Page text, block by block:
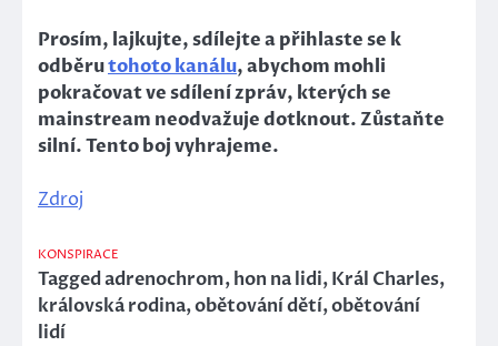
Prosím, lajkujte, sdílejte a přihlaste se k
odběrutohoto kanálu, abychom mohli
pokračovat ve sdílení zpráv, kterých se
mainstream neodvažuje dotknout. Zůstaňte
silní. Tento boj vyhrajeme.
Zdroj
KONSPIRACE
Taggedadrenochrom,hon na lidi,Král Charles,
královská rodina,obětování dětí,obětování
lidí